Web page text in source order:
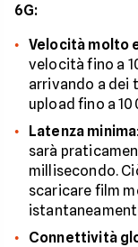
6G:
Velocità molto
velocità fino a
arrivando a dei
upload fino a
Latenza minima
sarà
millisecondo.
scaricare film
Connettività